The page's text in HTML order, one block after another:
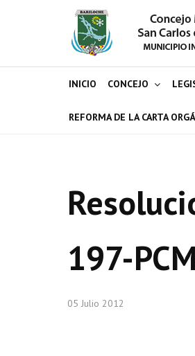
INICIO CONCEJO
REFORMA DE LA CARTA
197-
05 Julio 2012